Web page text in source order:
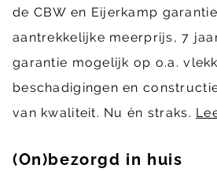
de CBW en Eijerkamp
aantrekkelijke meerprijs, 7
garantie mogelijk op o.a.
beschadigingen en
van kwaliteit. Nu én straks.
(On)bezorgd in huis